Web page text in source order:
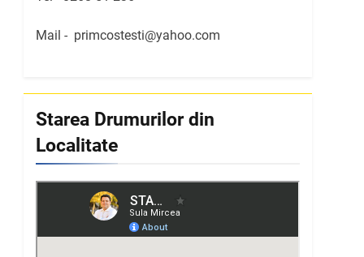
Mail - primcostesti@yahoo.com
Starea Drumurilor din
Localitate